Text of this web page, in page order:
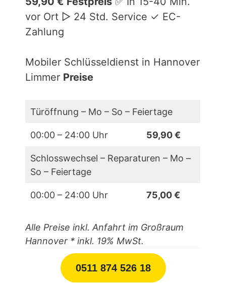
vor Ort ▷ 24 Std. Service ✓ EC-
Zahlung
Mobiler Schlüsseldienst in Hannover
Limmer Preise
Türöffnung – Mo – So – Feiertage
00:00 – 24:00 Uhr 59,90 €
Schlosswechsel – Reparaturen – Mo –
So – Feiertage
00:00 – 24:00 Uhr 75,00 €
Alle Preise inkl. Anfahrt im Großraum
Hannover * inkl. 19% MwSt.
0511 874 526 18